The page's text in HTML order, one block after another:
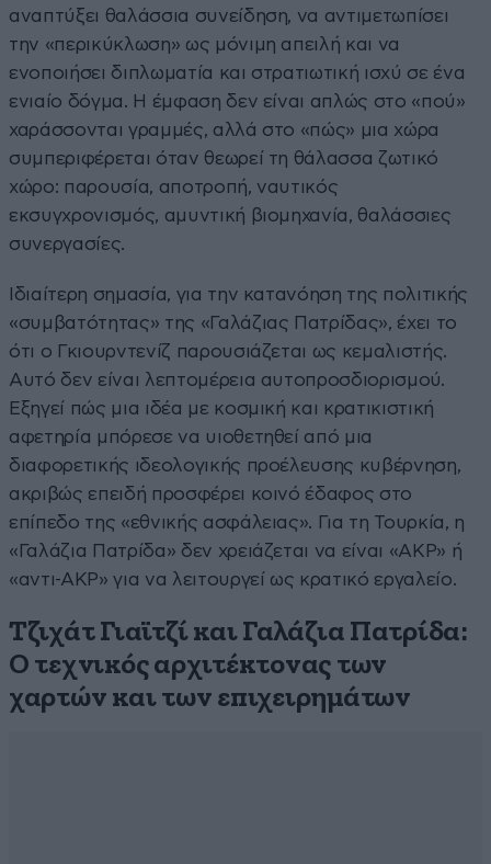
αναπτύξει θαλάσσια συνείδηση, να αντιμετωπίσει
την «περικύκλωση» ως μόνιμη απειλή και να
ενοποιήσει διπλωματία και στρατιωτική ισχύ σε ένα
ενιαίο δόγμα. Η έμφαση δεν είναι απλώς στο «πού»
χαράσσονται γραμμές, αλλά στο «πώς» μια χώρα
συμπεριφέρεται όταν θεωρεί τη θάλασσα ζωτικό
χώρο: παρουσία, αποτροπή, ναυτικός
εκσυγχρονισμός, αμυντική βιομηχανία, θαλάσσιες
συνεργασίες.
Ιδιαίτερη σημασία, για την κατανόηση της πολιτικής
«συμβατότητας» της «Γαλάζιας Πατρίδας», έχει το
ότι ο Γκιουρντενίζ παρουσιάζεται ως κεμαλιστής.
Αυτό δεν είναι λεπτομέρεια αυτοπροσδιορισμού.
Εξηγεί πώς μια ιδέα με κοσμική και κρατικιστική
αφετηρία μπόρεσε να υιοθετηθεί από μια
διαφορετικής ιδεολογικής προέλευσης κυβέρνηση,
ακριβώς επειδή προσφέρει κοινό έδαφος στο
επίπεδο της «εθνικής ασφάλειας». Για τη Τουρκία, η
«Γαλάζια Πατρίδα» δεν χρειάζεται να είναι «ΑΚΡ» ή
«αντι-ΑΚΡ» για να λειτουργεί ως κρατικό εργαλείο.
Τζιχάτ Γιαϊτζί και Γαλάζια Πατρίδα:
Ο τεχνικός αρχιτέκτονας των
χαρτών και των επιχειρημάτων